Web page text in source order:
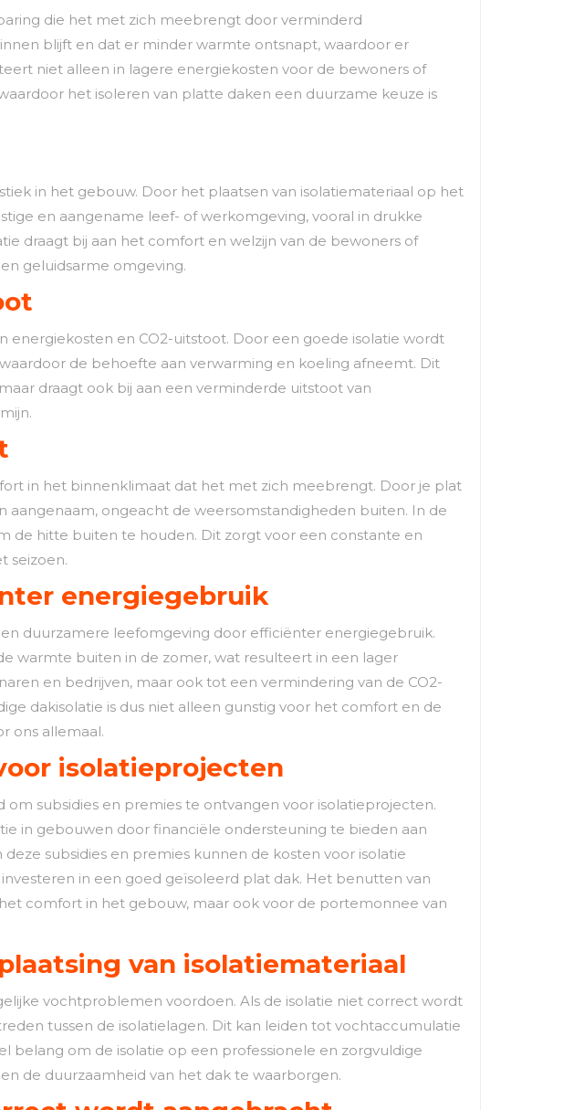
die het met zich meebrengt door verminderd
blijft en dat er minder warmte ontsnapt, waardoor er
niet alleen in lagere energiekosten voor de bewoners of
het isoleren van platte daken een duurzame keuze is
in het gebouw. Door het plaatsen van isolatiemateriaal op het
en aangename leef- of werkomgeving, vooral in drukke
draagt bij aan het comfort en welzijn van de bewoners of
geluidsarme omgeving.
energiekosten en CO2-uitstoot. Door een goede isolatie wordt
de behoefte aan verwarming en koeling afneemt. Dit
draagt ook bij aan een verminderde uitstoot van
in het binnenklimaat dat het met zich meebrengt. Door je plat
ongeacht de weersomstandigheden buiten. In de
de hitte buiten te houden. Dit zorgt voor een constante en
seizoen.
energiegebruik
duurzamere leefomgeving door efficiënter energiegebruik.
warmte buiten in de zomer, wat resulteert in een lager
en bedrijven, maar ook tot een vermindering van de CO2-
dakisolatie is dus niet alleen gunstig voor het comfort en de
ons allemaal.
isolatieprojecten
subsidies en premies te ontvangen voor isolatieprojecten.
in gebouwen door financiële ondersteuning te bieden aan
subsidies en premies kunnen de kosten voor isolatie
in een goed geïsoleerd plat dak. Het benutten van
comfort in het gebouw, maar ook voor de portemonnee van
van isolatiemateriaal
vochtproblemen voordoen. Als de isolatie niet correct wordt
tussen de isolatielagen. Dit kan leiden tot vochtaccumulatie
belang om de isolatie op een professionele en zorgvuldige
de duurzaamheid van het dak te waarborgen.